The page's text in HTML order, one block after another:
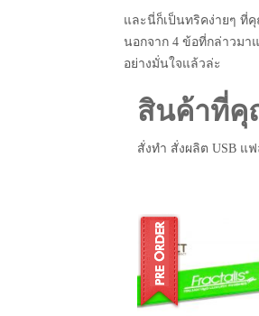
และนี่ก็เป็นทริคง่ายๆ ที่
นอกจาก 4 ข้อที่กล่าวมา
อย่างมั่นใจแล้วล่ะ
สินค้าที่คุ
สั่งทำ สั่งผลิต USB แ